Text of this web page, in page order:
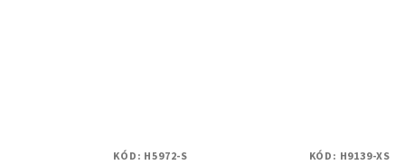
KÓD: H5972-S KÓD: H9139-XS